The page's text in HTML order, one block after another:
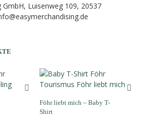
GmbH, Luisenweg 109, 20537
Föhr liebt mich – Baby T-
Shirt